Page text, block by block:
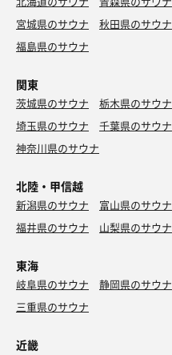
宮城県のサウナ
秋田県のサウナ
福島県のサウナ
関東
茨城県のサウナ 栃木県のサウナ
埼玉県のサウナ
千葉県のサウナ
神奈川県のサウナ
北陸・甲信越
新潟県のサウナ 富山県のサウナ
福井県のサウナ
山梨県のサウナ
東海
岐阜県のサウナ 静岡県のサウナ
三重県のサウナ
近畿